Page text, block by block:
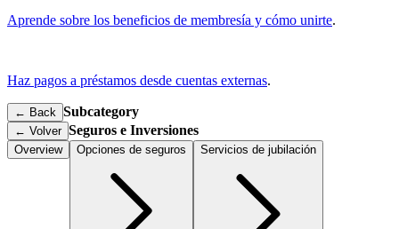
Aprende sobre los beneficios de membresía y cómo unirte.
Haz pagos a préstamos desde cuentas externas.
← Back Subcategory
← Volver Seguros e Inversiones
Overview Opciones de seguros Servicios de jubilación